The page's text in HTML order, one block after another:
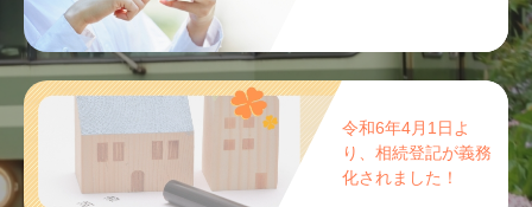
令和6年4月1日よ
り、相続登記が義務
化されました！